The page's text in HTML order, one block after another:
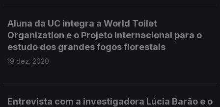
Aluna da UC integra a World Toilet
Organization e o Projeto Internacional para o
estudo dos grandes fogos florestais
19 dez. 2020
Entrevista com a investigadora Lúcia Barão e o